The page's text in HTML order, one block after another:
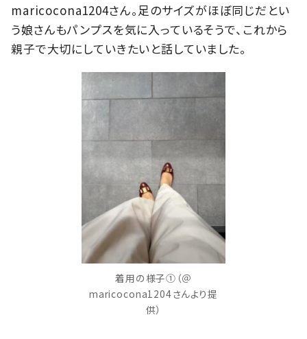
maricocona1204さん。足のサイズがほぼ同じだとい
う娘さんもパンプスを気に入っているそうで、これから
親子で大切にしていきたいと話していました。
着用の様子①（＠
maricocona1204さんより提
供）